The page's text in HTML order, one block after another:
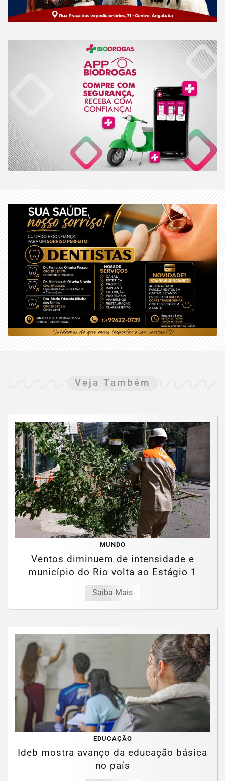
Veja Também
MUNDO
Ventos diminuem de intensidade e
município do Rio volta ao Estágio 1
Saiba Mais
EDUCAÇÃO
Ideb mostra avanço da educação básica
no país